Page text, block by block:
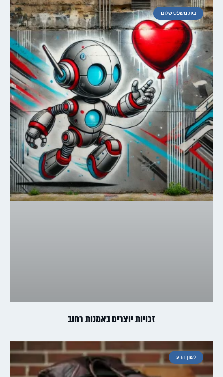
בית משפט שלום
זכויות יוצרים באמנות רחוב
לשון הרע